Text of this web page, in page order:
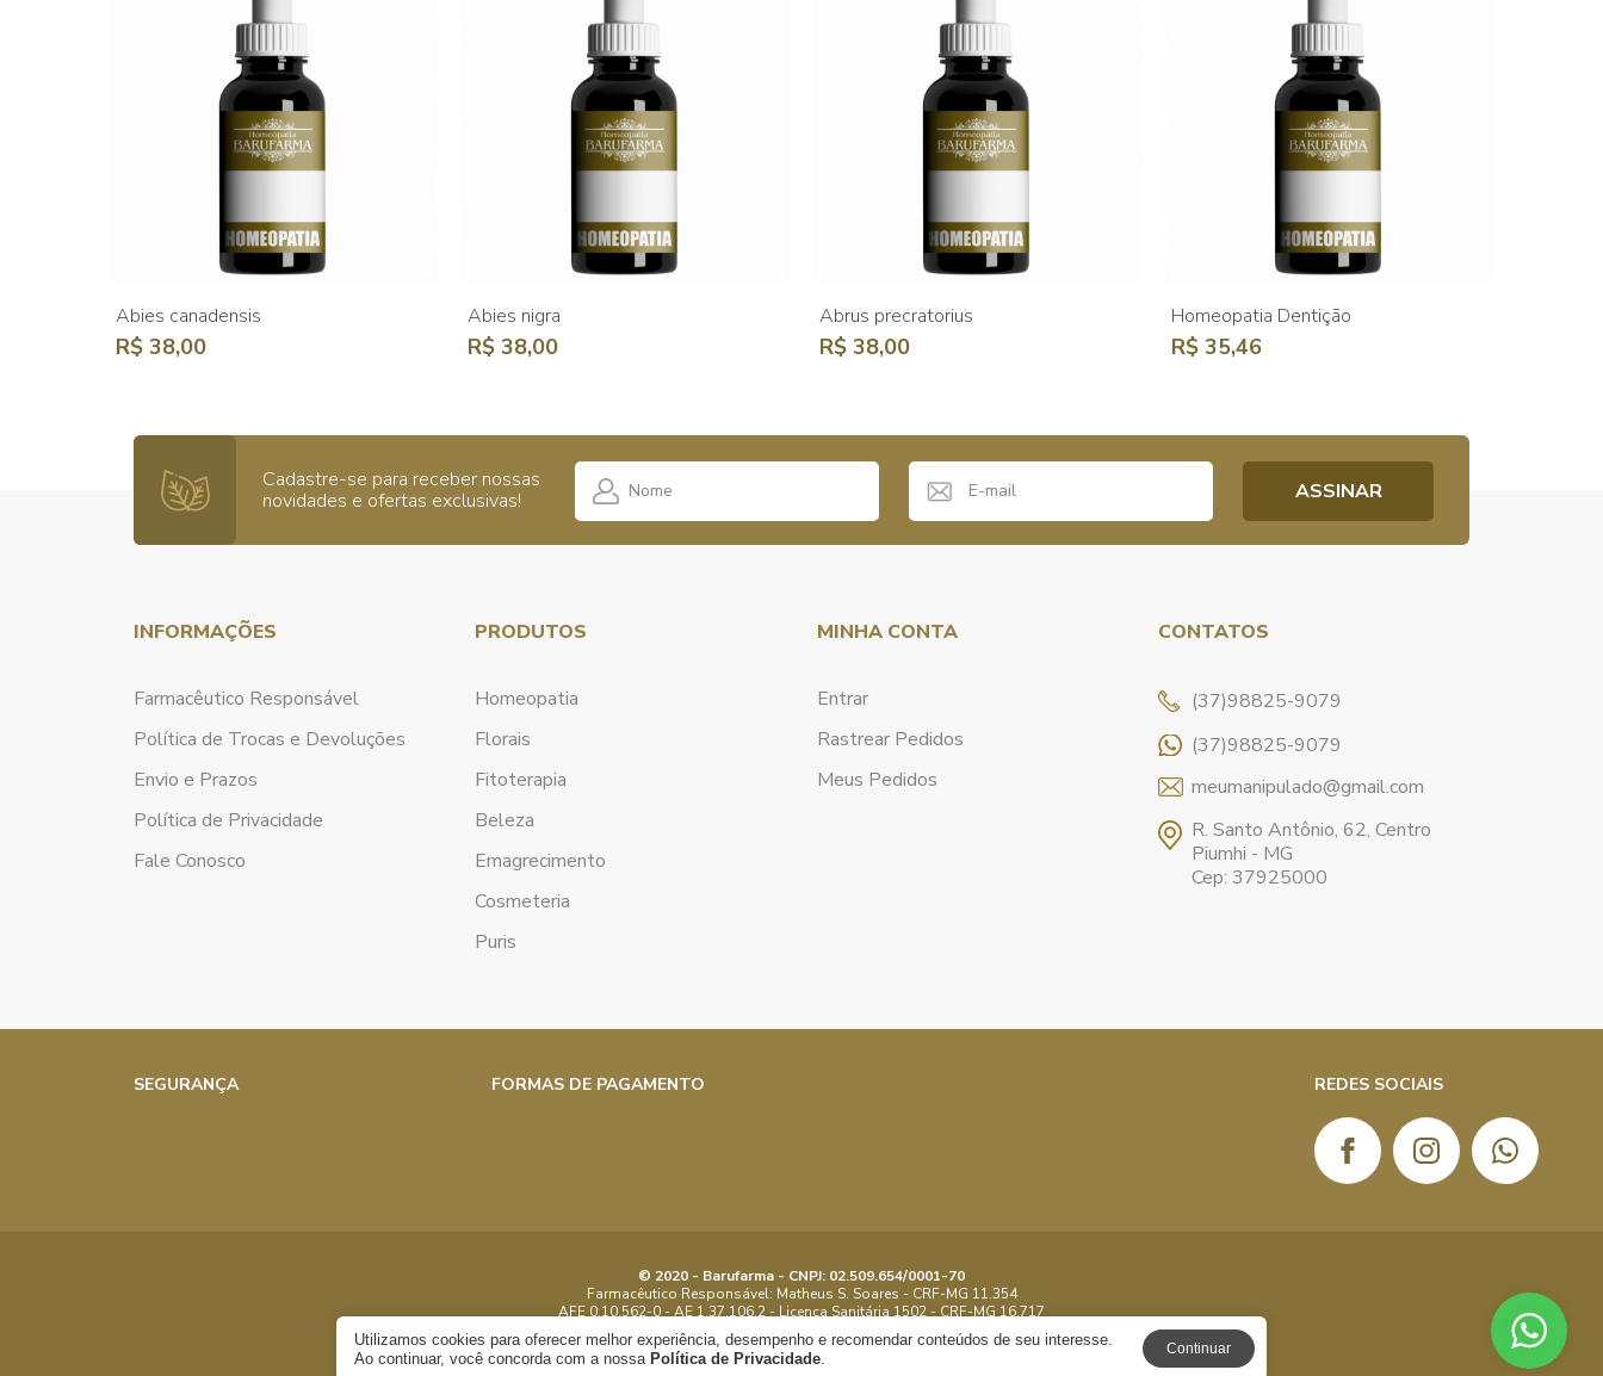
Abies canadensis
R$ 38,00
Abies nigra
R$ 38,00
Abrus precratorius
R$ 38,00
Homeopatia Dentição
R$ 35,46
Cadastre-se para receber nossas
novidades e ofertas exclusivas!
INFORMAÇÕES
Farmacêutico Responsável
Política de Trocas e Devoluções
Envio e Prazos
Política de Privacidade
Fale Conosco
PRODUTOS
Homeopatia
Florais
Fitoterapia
Beleza
Emagrecimento
Cosmeteria
Puris
MINHA CONTA
Entrar
Rastrear Pedidos
Meus Pedidos
CONTATOS
(37)98825-9079
(37)98825-9079
meumanipulado@gmail.com
R. Santo Antônio, 62, Centro
Piumhi - MG
Cep: 37925000
SEGURANÇA FORMAS DE PAGAMENTO REDES SOCIAIS
© 2020 - Barufarma - CNPJ: 02.509.654/0001-70
Farmacêutico Responsável: Matheus S. Soares - CRF-MG 11.354
AFE 0.10.562-0 - AE 1.37.106.2 - Licença Sanitária 1502 - CRF-MG 16.717
Objeto Licenciado: Manipular, Dispensar - Proibida reprodução parcial ou total
Utilizamos cookies para oferecer melhor experiência, desempenho e recomendar conteúdos de seu interesse.
Ao continuar, você concorda com a nossa Política de Privacidade.
Continuar